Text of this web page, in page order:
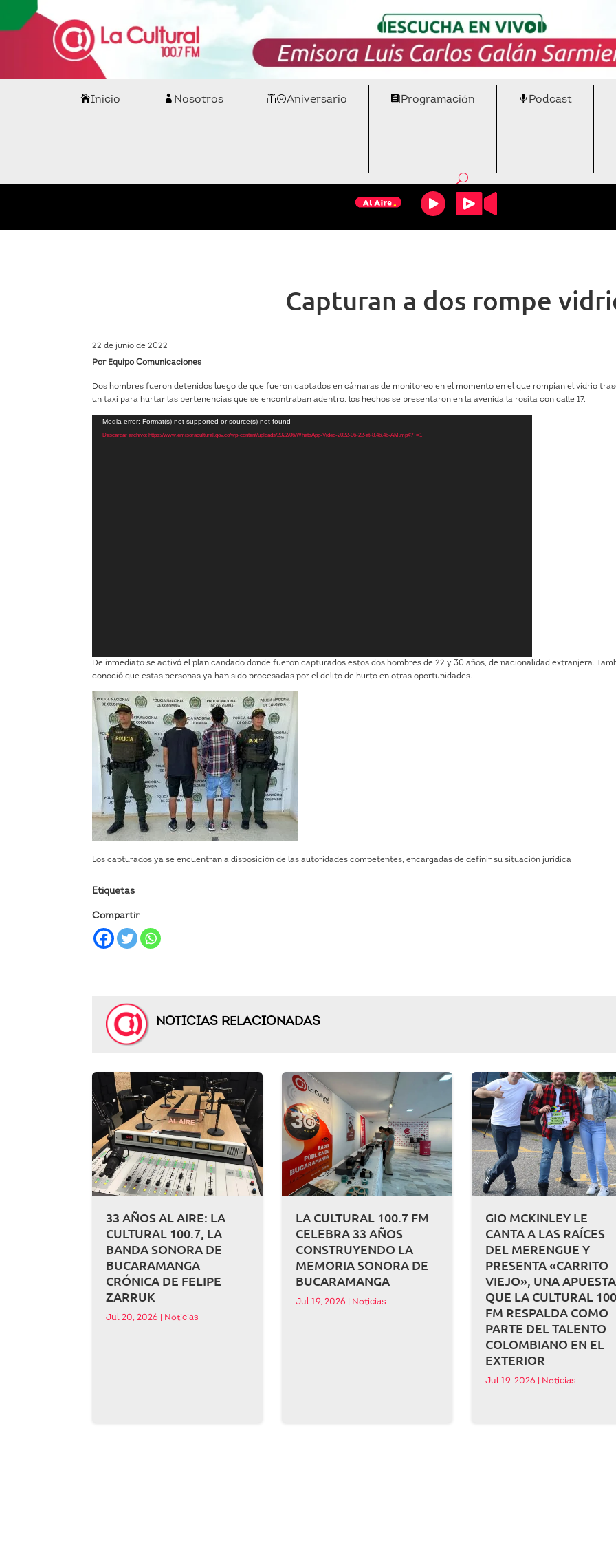
Inicio Nosotros Aniversario Programación Podcast
Capturan a dos rompe
22 de junio de 2022
Por Equipo Comunicaciones
Dos hombres fueron detenidos luego de que fueron captados en cámaras de monitoreo en el momento en el que rompían el vidrio
un taxi para hurtar las pertenencias que se encontraban adentro, los hechos se presentaron en la avenida la rosita con calle 17.
Reproductor
Media error: Format(s) not supported or source(s) not found
Descargar archivo: https://www.emisoracultural.gov.co/wp-content/uploads/2022/06/WhatsApp-Video-2022-06-22-at-8.46.46-AM.mp4?_=1
De inmediato se activó el plan candado donde fueron capturados estos dos hombres de 22 y 30 años, de nacionalidad extranjera.
conoció que estas personas ya han sido procesadas por el delito de hurto en otras oportunidades.
Los capturados ya se encuentran a disposición de las autoridades competentes, encargadas de definir su situación jurídica
Etiquetas
Compartir
NOTICIAS RELACIONADAS
33 AÑOS AL AIRE: LA
CULTURAL 100.7, LA
BANDA SONORA DE
BUCARAMANGA
CRÓNICA DE FELIPE
ZARRUK
Jul 20, 2026 Noticias
LA CULTURAL 100.7 FM
CELEBRA 33 AÑOS
CONSTRUYENDO LA
MEMORIA SONORA DE
BUCARAMANGA
Jul 19, 2026 Noticias
GIO MCKINLEY LE
CANTA A LAS RAÍCES
DEL MERENGUE Y
PRESENTA «CARRITO
VIEJO», UNA APUESTA
QUE LA CULTURAL
FM RESPALDA COMO
PARTE DEL TALENTO
COLOMBIANO EN EL
EXTERIOR
Jul 19, 2026 Noticias